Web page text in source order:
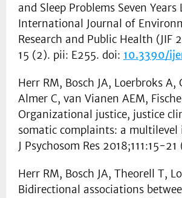
and Sleep Problems Seven Years
International Journal of
Research and Public Health (JIF
15 (2). pii: E255. doi: 10.3390/
Herr RM, Bosch JA, Loerbroks A,
Almer C, van Vianen AEM,
Organizational justice, justice
somatic complaints: a
J Psychosom Res 2018;111:15-
Herr RM, Bosch JA, Theorell T,
Bidirectional associations